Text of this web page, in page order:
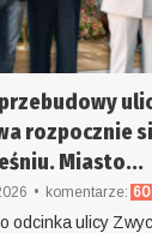
rozpocznie
Miasto...
komentarze: 60
odcinka ulicy